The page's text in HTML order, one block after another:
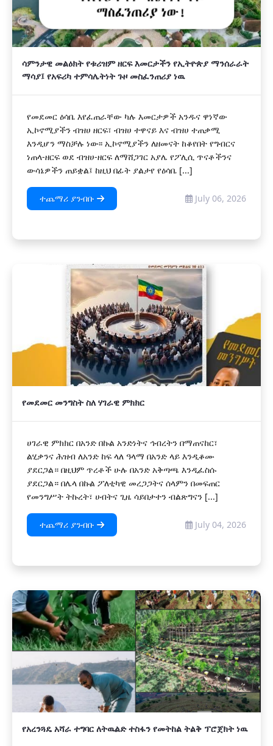
ሳምንታዊ መልዕክት የቱሪዝም ዘርፍ እመርታችን የኢትዮጵያ ማንሰራራት
ማሳያ፤ የአፍሪካ ተምሳሌትነት ጉዞ መስፈንጠሪያ ነዉ
የመደመር ዕሳቤ እየፈጠራቸው ካሉ እመርታዎች አንዱና ዋነኛው
ኢኮኖሚያችን ብዝሀ ዘርፍ፣ ብዝሀ ተዋናይ እና ብዝሀ ተጠቃሚ
እንዲሆን ማስቻሉ ነው፡፡ ኢኮኖሚያችን ለዘመናት ከቆየበት የግብርና
ነጠላ-ዘርፍ ወደ ብዝሀ-ዘርፍ ለማሸጋገር አያሌ የፖሊሲ ጥናቶችንና
ውሳኔዎችን ጠይቋል፤ ከዚህ በፊት ያልታየ የዕሳቤ [...]
ተጨማሪ ያንብቡ July 06, 2026
የመደመር መንግስት ስለ ሃገራዊ ምክክር
ሀገራዊ ምክክር በአንድ በኩል አንድነትና ኅብረትን በማጠናከር፣
ልሂቃንና ሕዝብ ለአንድ ከፍ ላለ ዓላማ በአንድ ላይ እንዲቆሙ
ያደርጋል። በዚህም ጥረቶች ሁሉ በአንድ አቅጣጫ እንዲፈስሱ
ያደርጋል። በሌላ በኩል ፖለቲካዊ መረጋጋትና ሰላምን በመፍጠር
የመንግሥት ትኩረት፣ ሀብትና ጊዜ ሳይበታተን ብልጽግናን [...]
ተጨማሪ ያንብቡ July 04, 2026
የአረንጓዴ አሻራ ተግባር ለትዉልድ ተስፋን የመትከል ትልቅ ፕሮጀክት ነዉ